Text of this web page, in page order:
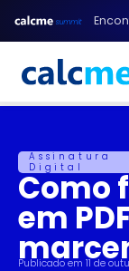
para
conteúdo
Assinatura
Digital
Como
em
Publicado em 11 de